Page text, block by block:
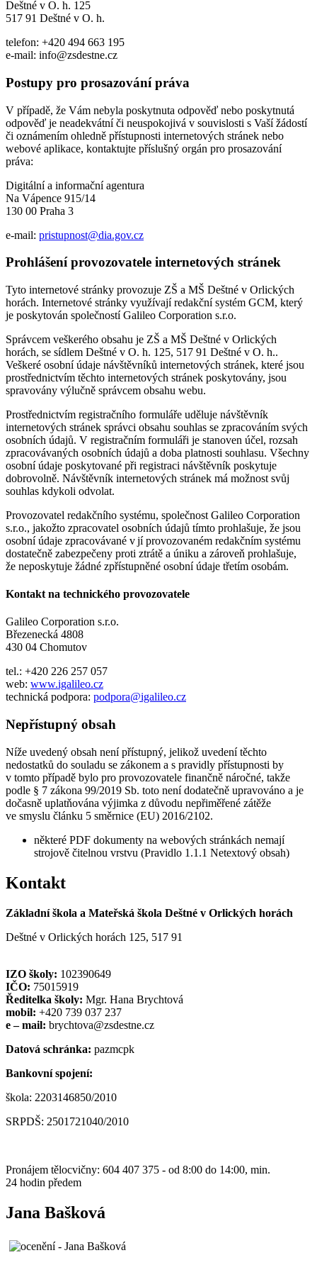
Deštné v O. h. 125
517 91 Deštné v O. h.
telefon: +420 494 663 195
e-mail: info@zsdestne.cz
Postupy pro prosazování práva
V případě, že Vám nebyla poskytnuta odpověď nebo poskytnutá
odpověď je neadekvátní či neuspokojivá v souvislosti s Vaší žádostí
či oznámením ohledně přístupnosti internetových stránek nebo
webové aplikace, kontaktujte příslušný orgán pro prosazování
práva:
Digitální a informační agentura
Na Vápence 915/14
130 00 Praha 3
e-mail: pristupnost@dia.gov.cz
Prohlášení provozovatele internetových stránek
Tyto internetové stránky provozuje ZŠ a MŠ Deštné v Orlických
horách. Internetové stránky využívají redakční systém GCM, který
je poskytován společností Galileo Corporation s.r.o.
Správcem veškerého obsahu je ZŠ a MŠ Deštné v Orlických
horách, se sídlem Deštné v O. h. 125, 517 91 Deštné v O. h..
Veškeré osobní údaje návštěvníků internetových stránek, které jsou
prostřednictvím těchto internetových stránek poskytovány, jsou
spravovány výlučně správcem obsahu webu.
Prostřednictvím registračního formuláře uděluje návštěvník
internetových stránek správci obsahu souhlas se zpracováním svých
osobních údajů. V registračním formuláři je stanoven účel, rozsah
zpracovávaných osobních údajů a doba platnosti souhlasu. Všechny
osobní údaje poskytované při registraci návštěvník poskytuje
dobrovolně. Návštěvník internetových stránek má možnost svůj
souhlas kdykoli odvolat.
Provozovatel redakčního systému, společnost Galileo Corporation
s.r.o., jakožto zpracovatel osobních údajů tímto prohlašuje, že jsou
osobní údaje zpracovávané v jí provozovaném redakčním systému
dostatečně zabezpečeny proti ztrátě a úniku a zároveň prohlašuje,
že neposkytuje žádné zpřístupněné osobní údaje třetím osobám.
Kontakt na technického provozovatele
Galileo Corporation s.r.o.
Březenecká 4808
430 04 Chomutov
tel.: +420 226 257 057
web: www.igalileo.cz
technická podpora: podpora@igalileo.cz
Nepřístupný obsah
Níže uvedený obsah není přístupný, jelikož uvedení těchto
nedostatků do souladu se zákonem a s pravidly přístupnosti by
v tomto případě bylo pro provozovatele finančně náročné, takže
podle § 7 zákona 99/2019 Sb. toto není dodatečně upravováno a je
dočasně uplatňována výjimka z důvodu nepřiměřené zátěže
ve smyslu článku 5 směrnice (EU) 2016/2102.
některé PDF dokumenty na webových stránkách nemají
strojově čitelnou vrstvu (Pravidlo 1.1.1 Netextový obsah)
Kontakt
Základní škola a Mateřská škola Deštné v Orlických horách
Deštné v Orlických horách 125, 517 91
IZO školy: 102390649
IČO: 75015919
Ředitelka školy: Mgr. Hana Brychtová
mobil: +420 739 037 237
e – mail: brychtova@zsdestne.cz
Datová schránka: pazmcpk
Bankovní spojení:
škola: 2203146850/2010
SRPDŠ: 2501721040/2010
Pronájem tělocvičny: 604 407 375 - od 8:00 do 14:00, min.
24 hodin předem
Jana Bašková